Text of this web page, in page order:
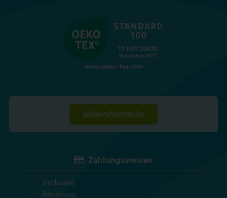
Widerrufsformular
Zahlungsweisen
Vorkasse
Rechnung